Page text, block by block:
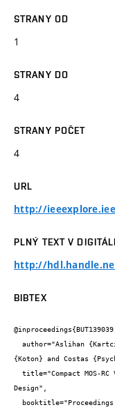
STRANY OD
1
STRANY DO
4
STRANY POČET
4
URL
http://
PLNÝ TEXT V
http://
BIBTEX
@inproceedings{BUT139039,
{Koton} and Costas
Design",